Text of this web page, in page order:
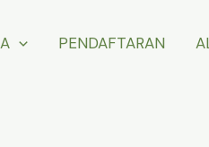
PENDAFTARAN